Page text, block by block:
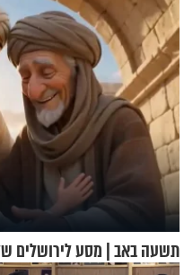
תשעה באב | מסע לירושלים